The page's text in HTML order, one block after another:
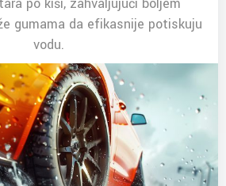
po kiši, zahvaljujući boljem
gumama da efikasnije potiskuju
vodu.